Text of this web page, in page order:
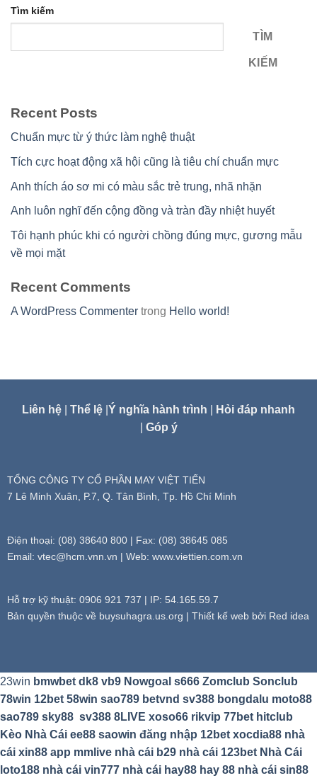
Tìm kiếm
TÌM
KIẾM
Recent Posts
Chuẩn mực từ ý thức làm nghệ thuật
Tích cực hoạt động xã hội cũng là tiêu chí chuẩn mực
Anh thích áo sơ mi có màu sắc trẻ trung, nhã nhặn
Anh luôn nghĩ đến cộng đồng và tràn đầy nhiệt huyết
Tôi hạnh phúc khi có người chồng đúng mực, gương mẫu
về mọi mặt
Recent Comments
A WordPress Commenter trong Hello world!
Liên hệ Thể lệ Ý nghĩa hành trình
Hỏi đáp nhanh
Góp ý
TỔNG CÔNG TY CỔ PHẦN MAY VIỆT TIẾN
7 Lê Minh Xuân, P.7, Q. Tân Bình, Tp. Hồ Chí Minh
Điện thoại: (08) 38640 800 | Fax: (08) 38645 085
Email: vtec@hcm.vnn.vn | Web: www.viettien.com.vn
Hỗ trợ kỹ thuật: 0906 921 737 | IP: 54.165.59.7
Bản quyền thuộc về buysuhagra.us.org | Thiết kế web bởi Red idea
23win bmwbet dk8 vb9 Nowgoal s666 Zomclub Sonclub
78win 12bet 58win sao789 betvnd sv388 bongdalu moto88
sao789 sky88 sv388 8LIVE xoso66 rikvip 77bet hitclub
Kèo Nhà Cái ee88 saowin đăng nhập 12bet xocdia88 nhà
cái xin88 app mmlive nhà cái b29 nhà cái 123bet Nhà Cái
loto188 nhà cái vin777 nhà cái hay88 hay 88 nhà cái sin88